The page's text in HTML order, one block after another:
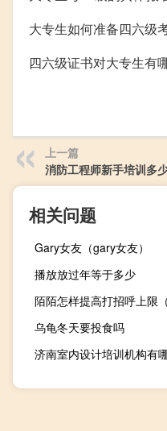
大专生如何准备四六级
四六级证书对大专生有
上一篇
消防工程师新手培训多
相关问题
Gary女友（gary女友）
播放放过年等于多少
陌陌怎样提高打招呼上限
乌龟冬天要投食吗
济南室内设计培训机构有